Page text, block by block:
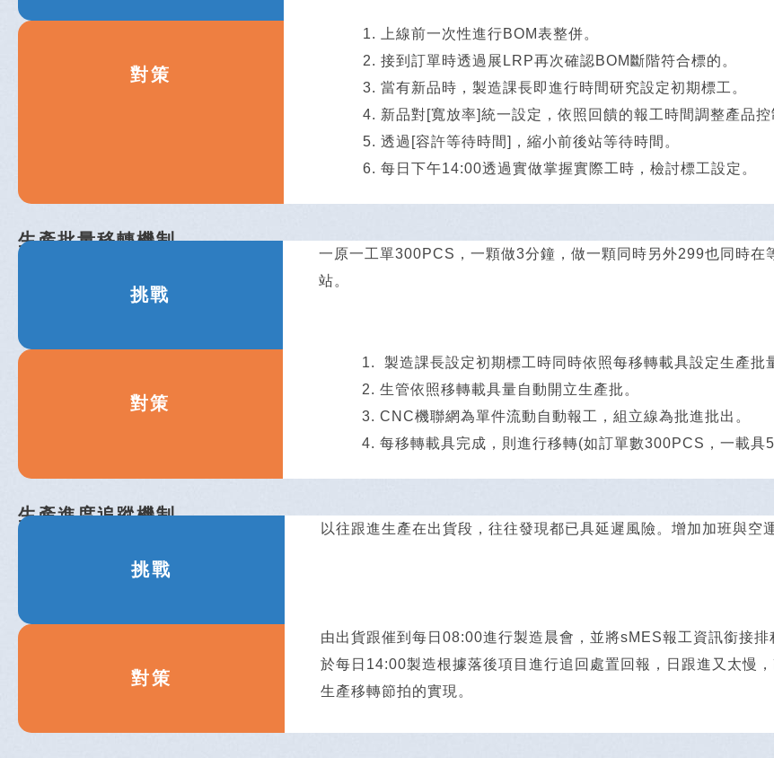
對策
上線前一次性進行BOM表整併。
接到訂單時透過展LRP再次確認BOM斷階符合標的。
當有新品時，製造課長即進行時間研究設定初期標工。
新品對[寬放率]統一設定，依照回饋的報工時間調整產品控
透過[容許等待時間]，縮小前後站等待時間。
每日下午14:00透過實做掌握實際工時，檢討標工設定。
生產批量移轉機制
挑戰
一原一工單300PCS，一顆做3分鐘，做一顆同時另外299也同時
站。
對策
製造課長設定初期標工時同時依照每移轉載具設定生產批
生管依照移轉載具量自動開立生產批。
CNC機聯網為單件流動自動報工，組立線為批進批出。
每移轉載具完成，則進行移轉(如訂單數300PCS，一載具
生產進度追蹤機制
挑戰
以往跟進生產在出貨段，往往發現都已具延遲風險。增加加班與空
對策
由出貨跟催到每日08:00進行製造晨會，並將sMES報工資訊銜接
於每日14:00製造根據落後項目進行追回處置回報，日跟進又太慢
生產移轉節拍的實現。